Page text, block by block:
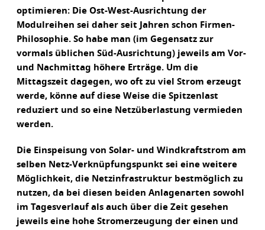
optimieren: Die Ost-West-Ausrichtung der
Modulreihen sei daher seit Jahren schon Firmen-
Philosophie. So habe man (im Gegensatz zur
vormals üblichen Süd-Ausrichtung) jeweils am Vor-
und Nachmittag höhere Erträge. Um die
Mittagszeit dagegen, wo oft zu viel Strom erzeugt
werde, könne auf diese Weise die Spitzenlast
reduziert und so eine Netzüberlastung vermieden
werden.
Die Einspeisung von Solar- und Windkraftstrom am
selben Netz-Verknüpfungspunkt sei eine weitere
Möglichkeit, die Netzinfrastruktur bestmöglich zu
nutzen, da bei diesen beiden Anlagenarten sowohl
im Tagesverlauf als auch über die Zeit gesehen
jeweils eine hohe Stromerzeugung der einen und